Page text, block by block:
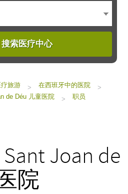
搜索医疗中心
旅游 > 在西班牙中的医院
>
de Déu 儿童医院
> 职员
Joan de
院